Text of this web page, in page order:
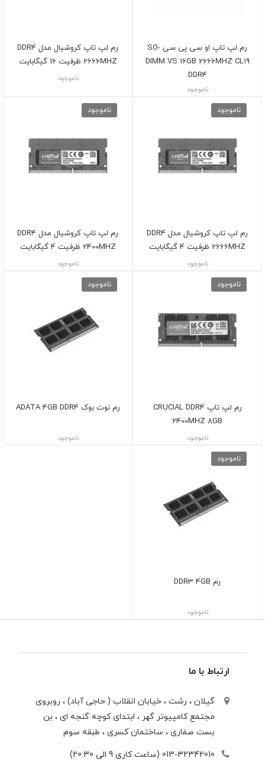
رم لپ تاپ او سی پی سی SO-
DIMM VS 16GB 2666MHZ CL19
DDR4
ناموجود
رم لپ تاپ کروشیال مدل DDR4
2666MHZ ظرفیت 16 گیگابایت
ناموجود
ناموجود
رم لپ تاپ کروشیال مدل DDR4
2666MHZ ظرفیت 4 گیگابایت
ناموجود
ناموجود
رم لپ تاپ کروشیال مدل DDR4
2400MHZ ظرفیت 4 گیگابایت
ناموجود
ناموجود
رم لپ تاپ CRUCIAL DDR4
2400MHZ 8GB
ناموجود
ناموجود
رم نوت بوک ADATA 4GB DDR4
ناموجود
ناموجود
رم DDR3 4GB
ناموجود
ارتباط با ما
گیلان ، رشت ، خيابان انقلاب ( حاجی آباد) ، روبروی
مجتمع كامپيوتر گهر ، ابتدای كوچه گنجه ای ، بن
بست صفاری ، ساختمان كسری ، طبقه سوم
013-32342010 (ساعت کاری 9 الی 20:30)